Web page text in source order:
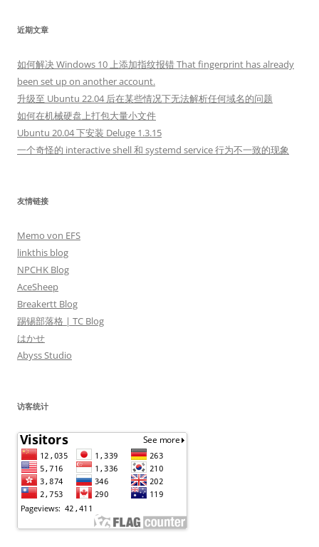
近期文章
如何解决 Windows 10 上添加指纹报错 That fingerprint has already
been set up on another account.
升级至 Ubuntu 22.04 后在某些情况下无法解析任何域名的问题
如何在机械硬盘上打包大量小文件
Ubuntu 20.04 下安装 Deluge 1.3.15
一个奇怪的 interactive shell 和 systemd service 行为不一致的现象
友情链接
Memo von EFS
linkthis blog
NPCHK Blog
AceSheep
Breakertt Blog
踢锡部落格 | TC Blog
はかせ
Abyss Studio
访客统计